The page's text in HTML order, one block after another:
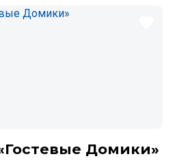
Домики»